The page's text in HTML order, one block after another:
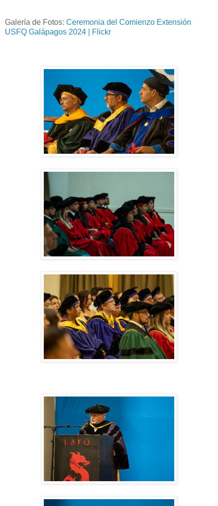
Galería de Fotos: Ceremonia del Comienzo Extensión
USFQ Galápagos 2024 | Flickr